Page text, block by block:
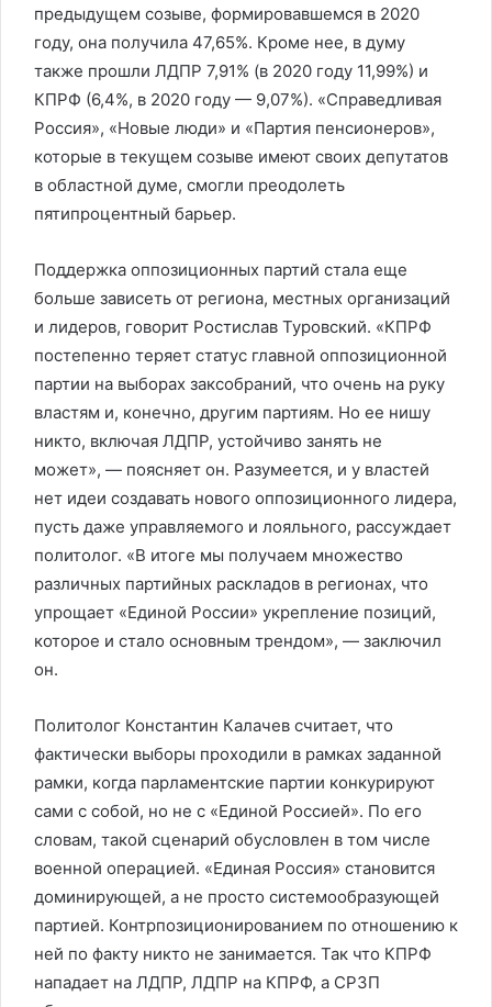
предыдущем созыве, формировавшемся в 2020
году, она получила 47,65%. Кроме нее, в думу
также прошли ЛДПР 7,91% (в 2020 году 11,99%) и
КПРФ (6,4%, в 2020 году — 9,07%). «Справедливая
Россия», «Новые люди» и «Партия пенсионеров»,
которые в текущем созыве имеют своих депутатов
в областной думе, смогли преодолеть
пятипроцентный барьер.
Поддержка оппозиционных партий стала еще
больше зависеть от региона, местных организаций
и лидеров, говорит Ростислав Туровский. «КПРФ
постепенно теряет статус главной оппозиционной
партии на выборах заксобраний, что очень на руку
властям и, конечно, другим партиям. Но ее нишу
никто, включая ЛДПР, устойчиво занять не
может», — поясняет он. Разумеется, и у властей
нет идеи создавать нового оппозиционного лидера,
пусть даже управляемого и лояльного, рассуждает
политолог. «В итоге мы получаем множество
различных партийных раскладов в регионах, что
упрощает «Единой России» укрепление позиций,
которое и стало основным трендом», — заключил
он.
Политолог Константин Калачев считает, что
фактически выборы проходили в рамках заданной
рамки, когда парламентские партии конкурируют
сами с собой, но не с «Единой Россией». По его
словам, такой сценарий обусловлен в том числе
военной операцией. «Единая Россия» становится
доминирующей, а не просто системообразующей
партией. Контрпозиционированием по отношению к
ней по факту никто не занимается. Так что КПРФ
нападает на ЛДПР, ЛДПР на КПРФ, а СРЗП